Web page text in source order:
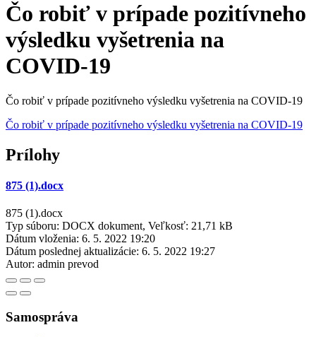
Čo robiť v prípade pozitívneho
výsledku vyšetrenia na
COVID-19
Čo robiť v prípade pozitívneho výsledku vyšetrenia na COVID-19
Čo robiť v prípade pozitívneho výsledku vyšetrenia na COVID-19
Prílohy
875 (1).docx
875 (1).docx
Typ súboru: DOCX dokument, Veľkosť: 21,71 kB
Dátum vloženia: 6. 5. 2022 19:20
Dátum poslednej aktualizácie: 6. 5. 2022 19:27
Autor: admin prevod
Samospráva